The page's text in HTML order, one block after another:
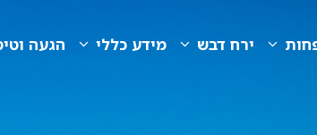
ירח דבש מידע כללי הגעה